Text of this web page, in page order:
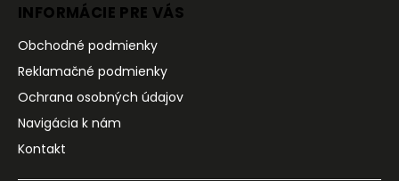
INFORMÁCIE PRE VÁS
Obchodné podmienky
Reklamačné podmienky
Ochrana osobných údajov
Navigácia k nám
Kontakt